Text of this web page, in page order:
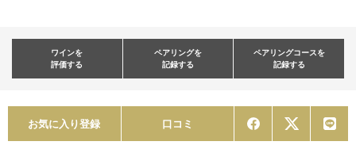
ワインを
評価する
ペアリングを
記録する
ペアリングコースを
記録する
お気に入り登録 口コミ